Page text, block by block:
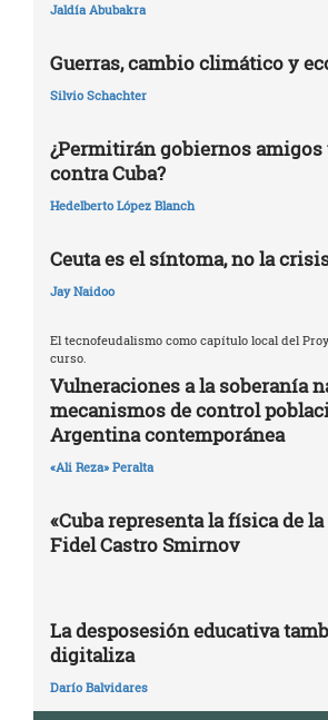
Jaldía Abubakra
Guerras, cambio climático y
Silvio Schachter
¿Permitirán gobiernos
contra Cuba?
Hedelberto López Blanch
Ceuta es el síntoma, no la
Jay Naidoo
El tecnofeudalismo como capítulo local del
curso.
Vulneraciones a la soberanía
mecanismos de control
Argentina contemporánea
«Ali Reza» Peralta
«Cuba representa la física de
Fidel Castro Smirnov
La desposesión educativa
digitaliza
Darío Balvidares